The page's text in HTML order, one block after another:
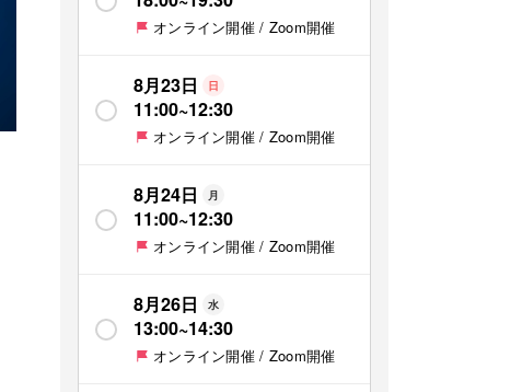
オンライン開催 / Zoom開催
8月23日 日
11:00~12:30
オンライン開催 / Zoom開催
8月24日 月
11:00~12:30
オンライン開催 / Zoom開催
8月26日 水
13:00~14:30
オンライン開催 / Zoom開催